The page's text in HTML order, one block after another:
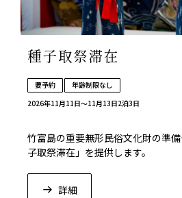
種子取祭滞在
要予約
年齢制限なし
2026年11月11日〜11月13日2泊3日
竹富島の重要無形民俗文化財の準
子取祭滞在」を提供します。
詳細